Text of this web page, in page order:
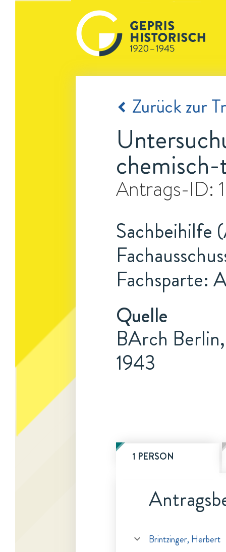
Zurück zur
Antrags-ID:
Sachbeihilfe
Fachsparte:
Quelle
BArch
1943
1 PERSON
Brintzinger, Herbert